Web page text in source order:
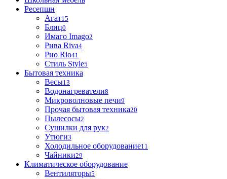
Ресепшн
Агат15
Блиц0
Имаго Imago2
Рива Riva4
Рио Rio41
Стиль Style5
Бытовая техника
Весы13
Водонагреватели8
Микроволновые печи9
Прочая бытовая техника20
Пылесосы2
Сушилки для рук2
Утюги3
Холодильное оборудование11
Чайники29
Климатическое оборудование
Вентиляторы5